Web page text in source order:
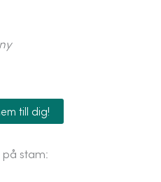
till dig!
på stam: